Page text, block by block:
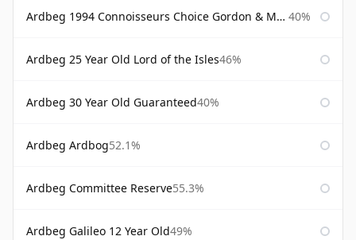
Ardbeg 1994 Connoisseurs Choice Gordon & Macphail 40%
Ardbeg 25 Year Old Lord of the Isles46%
Ardbeg 30 Year Old Guaranteed40%
Ardbeg Ardbog52.1%
Ardbeg Committee Reserve55.3%
Ardbeg Galileo 12 Year Old49%